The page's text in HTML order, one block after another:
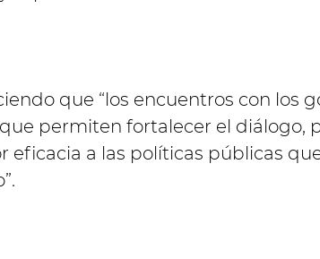
que “los encuentros con los
permiten fortalecer el diálogo,
eficacia a las políticas públicas